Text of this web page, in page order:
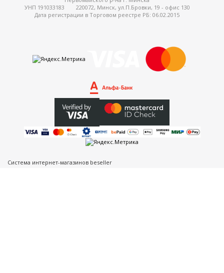
УНП 191033183
220072, Минск, ул.П.Бровки, 19 - офис 130
Дата регистрации в Торговом реестре РБ: 06.02.2015
Система интернет-магазинов beseller